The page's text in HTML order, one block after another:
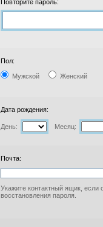
Повторите пароль:
Пол:
Мужской Женский
Дата рождения:
День: Месяц:
Почта:
Укажите контактный ящик, если
восстановления пароля.